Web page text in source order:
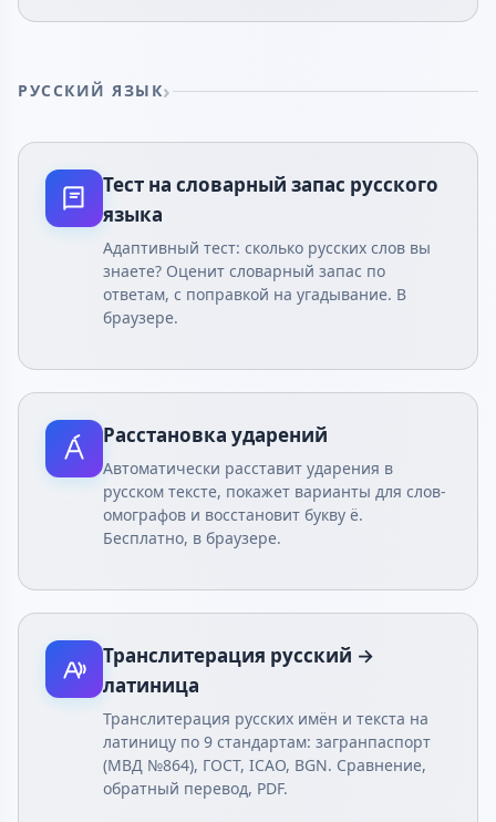
РУССКИЙ ЯЗЫК
Тест на словарный запас русского
языка
Адаптивный тест: сколько русских слов вы
знаете? Оценит словарный запас по
ответам, с поправкой на угадывание. В
браузере.
Расстановка ударений
Автоматически расставит ударения в
русском тексте, покажет варианты для слов-
омографов и восстановит букву ё.
Бесплатно, в браузере.
Транслитерация русский →
латиница
Транслитерация русских имён и текста на
латиницу по 9 стандартам: загранпаспорт
(МВД №864), ГОСТ, ICAO, BGN. Сравнение,
обратный перевод, PDF.